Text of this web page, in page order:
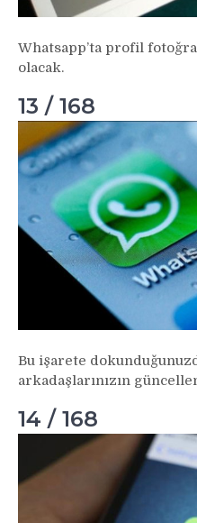
Whatsapp’ta profil
olacak.
13 / 168
Bu işarete
arkadaşlarınızın
14 / 168